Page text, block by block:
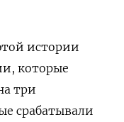
истории
которые
три
срабатывали